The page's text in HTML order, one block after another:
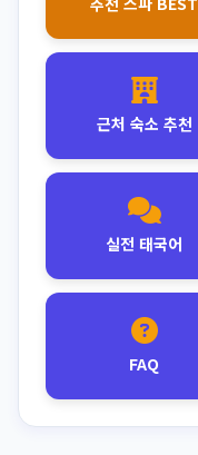
근처 숙소 추천
실전 태국어
FAQ